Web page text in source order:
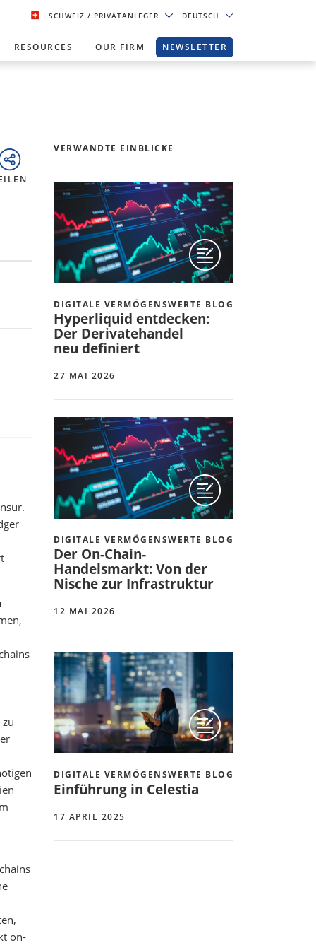
SCHWEIZ/ PRIVATANLEGER DEUTSCH
RESOURCES OUR FIRM NEWSLETTER
on-
VERWANDTE EINBLICKE
DIGITALE VERMÖGENSWERTE BLOG
Hyperliquid entdecken:
Der Derivatehandel
neu definiert
27 MAI 2026
DIGITALE VERMÖGENSWERTE BLOG
Der On-Chain-
Handelsmarkt: Von der
Nische zur Infrastruktur
12 MAI 2026
DIGITALE VERMÖGENSWERTE BLOG
Einführung in Celestia
17 APRIL 2025